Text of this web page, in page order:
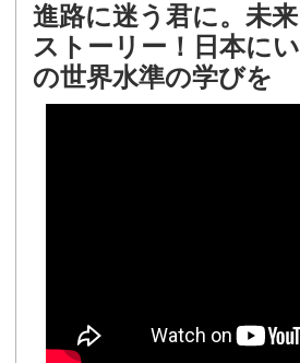
進路に迷う君に。未
ストーリー！日本に
の世界水準の学びを